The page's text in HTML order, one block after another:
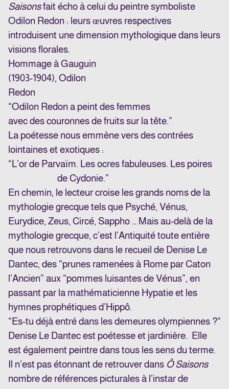
Saisonsfait écho à celui du peintre symboliste
Odilon Redon : leurs œuvres respectives
introduisent une dimension mythologique dans leurs
visions florales.
Hommage à Gauguin
(1903-1904), Odilon
Redon
“Odilon Redon a peint des femmes
avec des couronnes de fruits sur la tête.”
La poétesse nous emmène vers des contrées
lointaines et exotiques :
“L’or de Parvaïm. Les ocres fabuleuses. Les poires
de Cydonie.”
En chemin, le lecteur croise les grands noms de la
mythologie grecque tels que Psyché, Vénus,
Eurydice, Zeus, Circé, Sappho … Mais au-delà de la
mythologie grecque, c’est l’Antiquité toute entière
que nous retrouvons dans le recueil de Denise Le
Dantec, des “prunes ramenées à Rome par Caton
l’Ancien” aux “pommes luisantes de Vénus”, en
passant par la mathématicienne Hypatie et les
hymnes prophétiques d’Hippô.
“Es-tu déjà entré dans les demeures olympiennes ?“
Denise Le Dantec est poétesse et jardinière. Elle
est également peintre dans tous les sens du terme.
Il n’est pas étonnant de retrouver dans Ô Saisons
nombre de références picturales à l’instar de